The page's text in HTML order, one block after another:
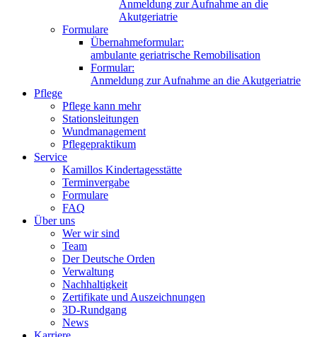
Anmeldung zur Aufnahme an die
Akutgeriatrie
Formulare
Übernahmeformular:
ambulante geriatrische Remobilisation
Formular:
Anmeldung zur Aufnahme an die Akutgeriatrie
Pflege
Pflege kann mehr
Stationsleitungen
Wundmanagement
Pflegepraktikum
Service
Kamillos Kindertagesstätte
Terminvergabe
Formulare
FAQ
Über uns
Wer wir sind
Team
Der Deutsche Orden
Verwaltung
Nachhaltigkeit
Zertifikate und Auszeichnungen
3D-Rundgang
News